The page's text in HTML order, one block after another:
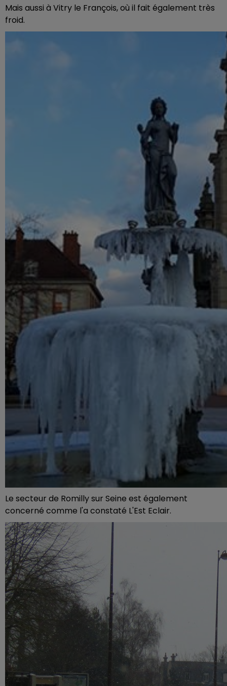
Mais aussi à Vitry le François, où il fait également très
froid.
Le secteur de Romilly sur Seine est également
concerné comme l'a constaté L'Est Eclair.